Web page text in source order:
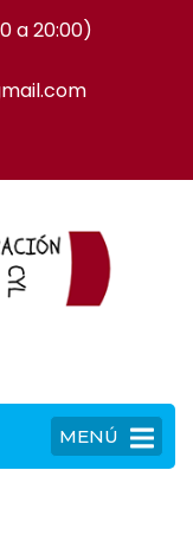
a 20:00)
MENÚ